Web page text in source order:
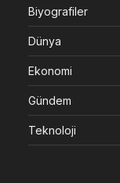
Biyografiler
Dünya
Ekonomi
Gündem
Teknoloji